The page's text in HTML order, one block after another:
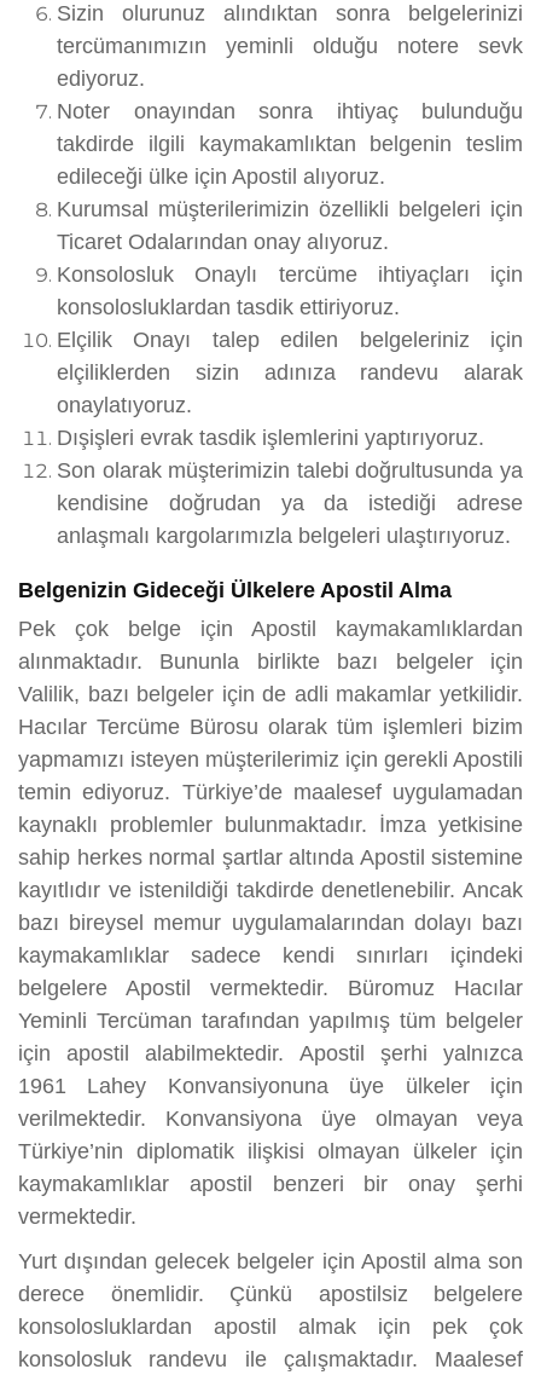
Sizin olurunuz alındıktan sonra belgelerinizi
tercümanımızın yeminli olduğu notere sevk
ediyoruz.
Noter onayından sonra ihtiyaç bulunduğu
takdirde ilgili kaymakamlıktan belgenin teslim
edileceği ülke için Apostil alıyoruz.
Kurumsal müşterilerimizin özellikli belgeleri için
Ticaret Odalarından onay alıyoruz.
Konsolosluk Onaylı tercüme ihtiyaçları için
konsolosluklardan tasdik ettiriyoruz.
Elçilik Onayı talep edilen belgeleriniz için
elçiliklerden sizin adınıza randevu alarak
onaylatıyoruz.
Dışişleri evrak tasdik işlemlerini yaptırıyoruz.
Son olarak müşterimizin talebi doğrultusunda ya
kendisine doğrudan ya da istediği adrese
anlaşmalı kargolarımızla belgeleri ulaştırıyoruz.
Belgenizin Gideceği Ülkelere Apostil Alma
Pek çok belge için Apostil kaymakamlıklardan
alınmaktadır. Bununla birlikte bazı belgeler için
Valilik, bazı belgeler için de adli makamlar yetkilidir.
Hacılar Tercüme Bürosu olarak tüm işlemleri bizim
yapmamızı isteyen müşterilerimiz için gerekli Apostili
temin ediyoruz. Türkiye’de maalesef uygulamadan
kaynaklı problemler bulunmaktadır. İmza yetkisine
sahip herkes normal şartlar altında Apostil sistemine
kayıtlıdır ve istenildiği takdirde denetlenebilir. Ancak
bazı bireysel memur uygulamalarından dolayı bazı
kaymakamlıklar sadece kendi sınırları içindeki
belgelere Apostil vermektedir. Büromuz Hacılar
Yeminli Tercüman tarafından yapılmış tüm belgeler
için apostil alabilmektedir. Apostil şerhi yalnızca
1961 Lahey Konvansiyonuna üye ülkeler için
verilmektedir. Konvansiyona üye olmayan veya
Türkiye’nin diplomatik ilişkisi olmayan ülkeler için
kaymakamlıklar apostil benzeri bir onay şerhi
vermektedir.
Yurt dışından gelecek belgeler için Apostil alma son
derece önemlidir. Çünkü apostilsiz belgelere
konsolosluklardan apostil almak için pek çok
konsolosluk randevu ile çalışmaktadır. Maalesef